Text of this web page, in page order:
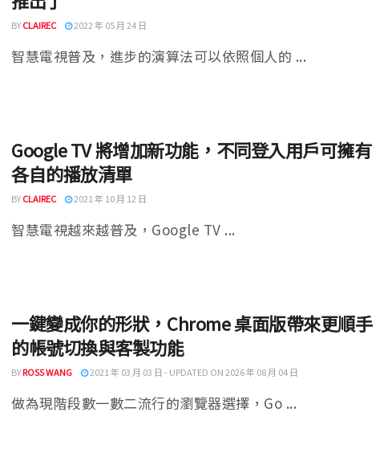
BYCLAIREC 2022 年 05 月 24 日
智慧電視普及，進步的演算法可以依照個人的 ...
Google TV 將增加新功能，不同登入用戶可擁有
各自的播放清單
BYCLAIREC 2021 年 10 月 12 日
智慧電視越來越普及，Google TV ...
一鍵變成你的形狀，Chrome 桌面版帶來更順手
的帳號切換與客製功能
BYROSS WANG 2021 年 03 月 03 日 - UPDATED ON 2026 年 08 月 04 日
做為現階段數一數二流行的瀏覽器選擇，Go ...